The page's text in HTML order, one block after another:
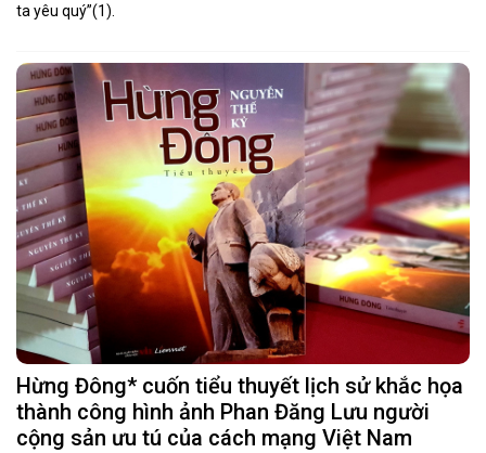
ta yêu quý”(1).
Hừng Đông* cuốn tiểu thuyết lịch sử khắc họa
thành công hình ảnh Phan Đăng Lưu người
cộng sản ưu tú của cách mạng Việt Nam